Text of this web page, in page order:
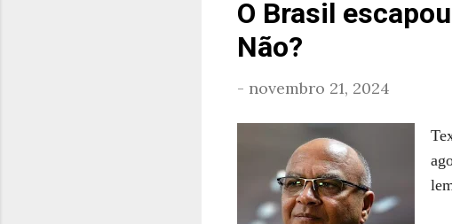
O Brasil
Não?
- novembro 21, 2024